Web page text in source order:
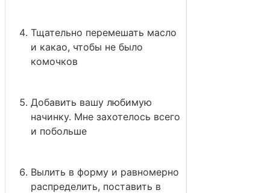
Тщательно перемешать масло
и какао, чтобы не было
комочков
Добавить вашу любимую
начинку. Мне захотелось всего
и побольше
Вылить в форму и равномерно
распределить, поставить в